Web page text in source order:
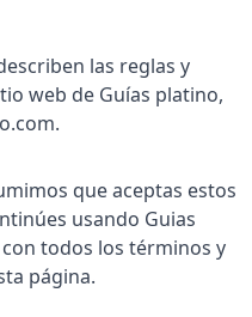
las reglas y
web de Guías platino,
que aceptas estos
usando Guias
todos los términos y
página.